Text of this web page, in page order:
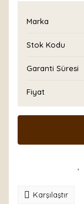
Marka
Stok Kodu
Garanti Süresi
Fiyat
Karşılaştır